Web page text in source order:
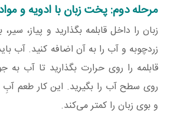
مرحله دوم: پخت زبان با ادویه و
زبان را داخل قابلمه بگذارید و پیاز،
زردچوبه و آب را به آن اضافه کنید. آب
قابلمه را روی حرارت بگذارید تا آب
روی سطح آب را بگیرید. این کار طعم آبِ
و بوی زبان را کمتر می‌کند.